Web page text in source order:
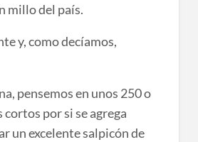
millo del país.
y, como decíamos,
pensemos en unos 250 o
por si se agrega
un excelente salpicón de